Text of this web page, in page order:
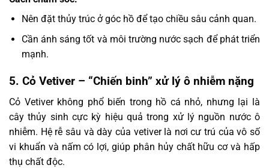
Nên đặt thủy trúc ở góc hồ để tạo chiều sâu cảnh quan.
Cần ánh sáng tốt và môi trường nước sạch để phát triển
mạnh.
5. Cỏ Vetiver – “Chiến binh” xử lý ô nhiễm nặng
Cỏ Vetiver không phổ biến trong hồ cá nhỏ, nhưng lại là
cây thủy sinh cực kỳ hiệu quả trong xử lý nguồn nước ô
nhiễm. Hệ rễ sâu và dày của vetiver là nơi cư trú của vô số
vi khuẩn và nấm có lợi, giúp phân hủy chất hữu cơ và hấp
thụ chất độc.